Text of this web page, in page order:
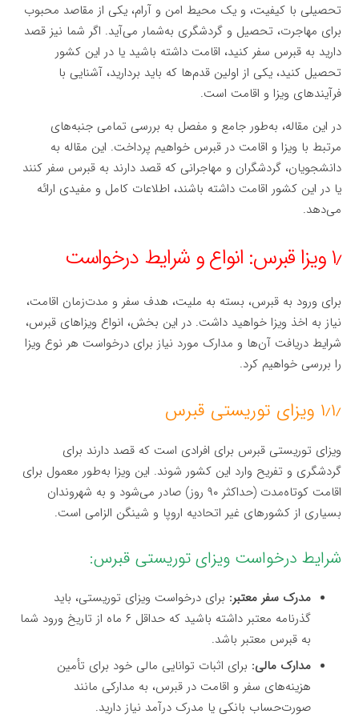
تحصیلی با کیفیت، و یک محیط امن و آرام، یکی از مقاصد محبوب
برای مهاجرت، تحصیل و گردشگری به‌شمار می‌آید. اگر شما نیز قصد
دارید به قبرس سفر کنید، اقامت داشته باشید یا در این کشور
تحصیل کنید، یکی از اولین قدم‌ها که باید بردارید، آشنایی با
فرآیندهای ویزا و اقامت است.
در این مقاله، به‌طور جامع و مفصل به بررسی تمامی جنبه‌های
مرتبط با ویزا و اقامت در قبرس خواهیم پرداخت. این مقاله به
دانشجویان، گردشگران و مهاجرانی که قصد دارند به قبرس سفر کنند
یا در این کشور اقامت داشته باشند، اطلاعات کامل و مفیدی ارائه
می‌دهد.
۱٫ ویزا قبرس: انواع و شرایط درخواست
برای ورود به قبرس، بسته به ملیت، هدف سفر و مدت‌زمان اقامت،
نیاز به اخذ ویزا خواهید داشت. در این بخش، انواع ویزاهای قبرس،
شرایط دریافت آن‌ها و مدارک مورد نیاز برای درخواست هر نوع ویزا
را بررسی خواهیم کرد.
۱٫۱٫ ویزای توریستی قبرس
ویزای توریستی قبرس برای افرادی است که قصد دارند برای
گردشگری و تفریح وارد این کشور شوند. این ویزا به‌طور معمول برای
اقامت کوتاه‌مدت (حداکثر ۹۰ روز) صادر می‌شود و به شهروندان
بسیاری از کشورهای غیر اتحادیه اروپا و شینگن الزامی است.
شرایط درخواست ویزای توریستی قبرس:
مدرک سفر معتبر: برای درخواست ویزای توریستی، باید
گذرنامه معتبر داشته باشید که حداقل ۶ ماه از تاریخ ورود شما
به قبرس معتبر باشد.
مدارک مالی: برای اثبات توانایی مالی خود برای تأمین
هزینه‌های سفر و اقامت در قبرس، به مدارکی مانند
صورت‌حساب بانکی یا مدرک درآمد نیاز دارید.